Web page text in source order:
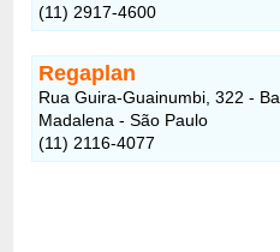
(11) 2917-4600
Regaplan
Rua Guira-Guainumbi, 322 -
Madalena - São Paulo
(11) 2116-4077